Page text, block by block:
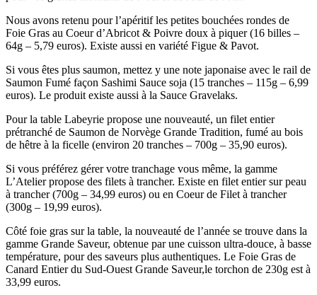
Nous avons retenu pour l’apéritif les petites bouchées rondes de
Foie Gras au Coeur d’Abricot & Poivre doux à piquer (16 billes –
64g – 5,79 euros). Existe aussi en variété Figue & Pavot.
Si vous êtes plus saumon, mettez y une note japonaise avec le rail de
Saumon Fumé façon Sashimi Sauce soja (15 tranches – 115g – 6,99
euros). Le produit existe aussi à la Sauce Gravelaks.
Pour la table Labeyrie propose une nouveauté, un filet entier
prétranché de Saumon de Norvège Grande Tradition, fumé au bois
de hêtre à la ficelle (environ 20 tranches – 700g – 35,90 euros).
Si vous préférez gérer votre tranchage vous même, la gamme
L’Atelier propose des filets à trancher. Existe en filet entier sur peau
à trancher (700g – 34,99 euros) ou en Coeur de Filet à trancher
(300g – 19,99 euros).
Côté foie gras sur la table, la nouveauté de l’année se trouve dans la
gamme Grande Saveur, obtenue par une cuisson ultra-douce, à basse
température, pour des saveurs plus authentiques. Le Foie Gras de
Canard Entier du Sud-Ouest Grande Saveur,le torchon de 230g est à
33,99 euros.